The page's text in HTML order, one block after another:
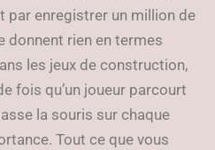
par enregistrer un million de
donnent rien en termes
les jeux de construction,
fois qu’un joueur parcourt
la souris sur chaque
Tout ce que vous